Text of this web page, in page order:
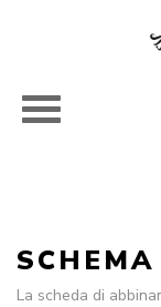
La scheda di